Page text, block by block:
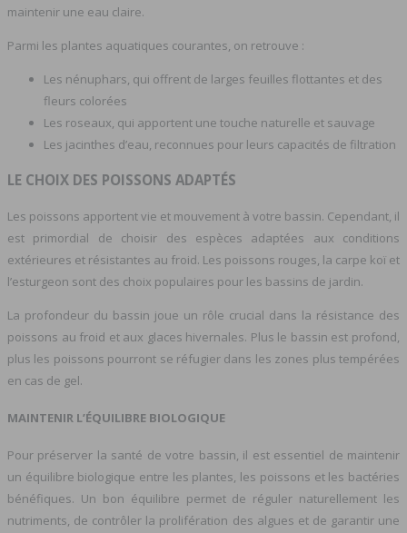
maintenir une eau claire.
Parmi les plantes aquatiques courantes, on retrouve :
Les nénuphars, qui offrent de larges feuilles flottantes et des
fleurs colorées
Les roseaux, qui apportent une touche naturelle et sauvage
Les jacinthes d’eau, reconnues pour leurs capacités de filtration
LE CHOIX DES POISSONS ADAPTÉS
Les poissons apportent vie et mouvement à votre bassin. Cependant, il
est primordial de choisir des espèces adaptées aux conditions
extérieures et résistantes au froid. Les poissons rouges, la carpe koï et
l’esturgeon sont des choix populaires pour les bassins de jardin.
La profondeur du bassin joue un rôle crucial dans la résistance des
poissons au froid et aux glaces hivernales. Plus le bassin est profond,
plus les poissons pourront se réfugier dans les zones plus tempérées
en cas de gel.
MAINTENIR L’ÉQUILIBRE BIOLOGIQUE
Pour préserver la santé de votre bassin, il est essentiel de maintenir
un équilibre biologique entre les plantes, les poissons et les bactéries
bénéfiques. Un bon équilibre permet de réguler naturellement les
nutriments, de contrôler la prolifération des algues et de garantir une